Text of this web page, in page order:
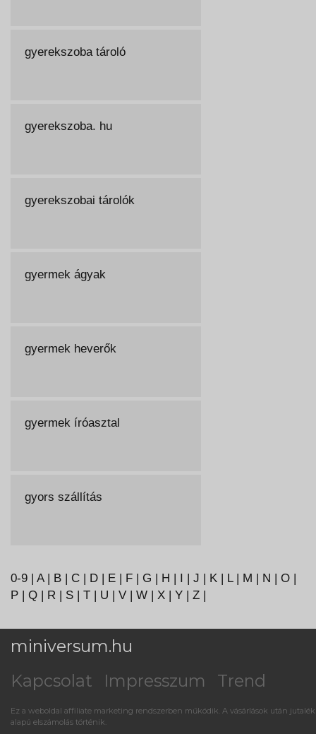
gyerekszoba tároló
gyerekszoba. hu
gyerekszobai tárolók
gyermek ágyak
gyermek heverők
gyermek íróasztal
gyors szállítás
0-9 | A| B | C | D | E | F | G | H | I | J | K | L| M | N | O |
P | Q | R | S | T | U | V | W | X | Y | Z |
miniversum.hu
Kapcsolat
Impresszum Trend
Ez a weboldal affiliate marketing rendszerben működik. A vásárlások után jutalék
alapú elszámolás történik.